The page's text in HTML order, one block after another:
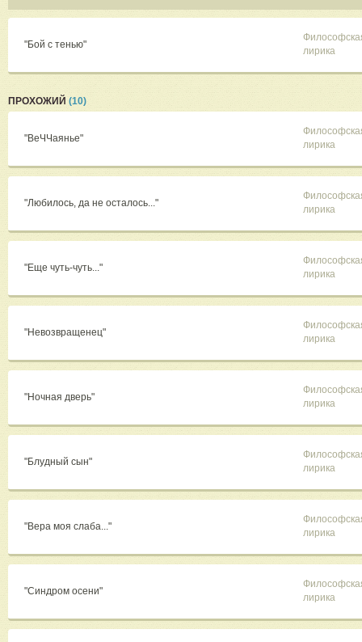
"Бой с тенью"
лирика
ПРОХОЖИЙ (10)
"ВеЧЧаянье"
лирика
"Любилось, да не осталось..."
лирика
"Еще чуть-чуть..."
лирика
"Невозвращенец"
лирика
"Ночная дверь"
лирика
"Блудный сын"
лирика
"Вера моя слаба..."
лирика
"Синдром осени"
лирика